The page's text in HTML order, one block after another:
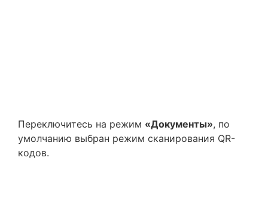
Переключитесь на режим «Документы», по
умолчанию выбран режим сканирования QR-
кодов.